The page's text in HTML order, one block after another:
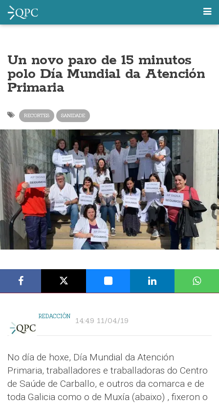
Un novo paro de 15 minutos
polo Día Mundial da Atención
Primaria
RECORTES SANIDADE
REDACCIÓN 14:49 11/04/19
No día de hoxe, Día Mundial da Atención
Primaria, traballadores e traballadoras do Centro
de Saúde de Carballo, e outros da comarca e de
toda Galicia como o de Muxía (abaixo) , fixeron o